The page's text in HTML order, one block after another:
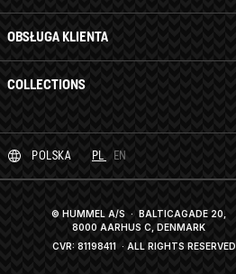
OBSŁUGA KLIENTA
COLLECTIONS
POLSKA PL EN
© HUMMEL A/S · BALTICAGADE 20,
8000 AARHUS C, DENMARK
CVR: 81198411 · ALL RIGHTS RESERVED